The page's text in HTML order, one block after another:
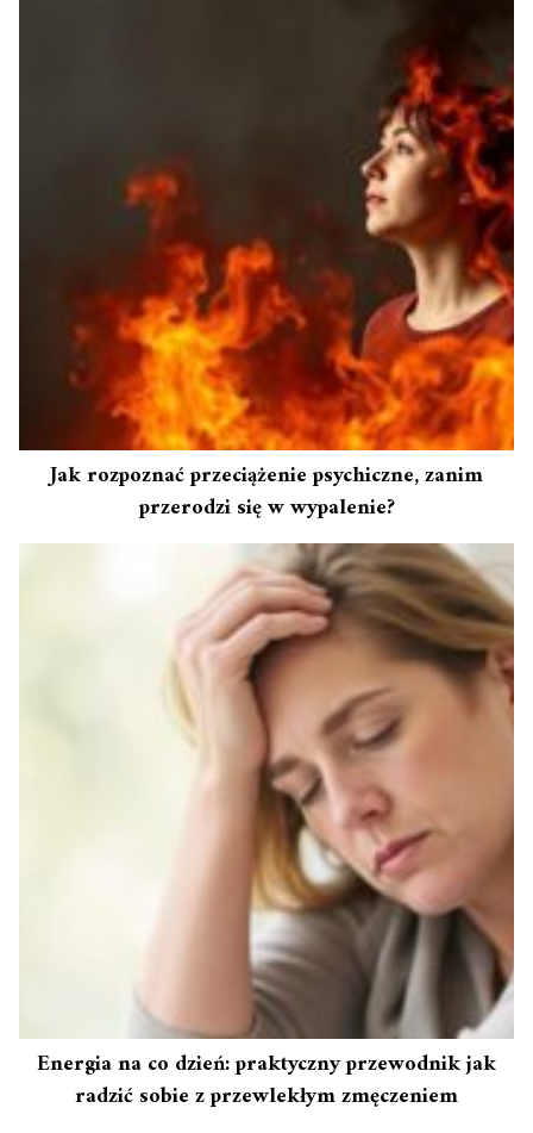
Jak rozpoznać przeciążenie psychiczne, zanim
przerodzi się w wypalenie?
Energia na co dzień: praktyczny przewodnik jak
radzić sobie z przewlekłym zmęczeniem